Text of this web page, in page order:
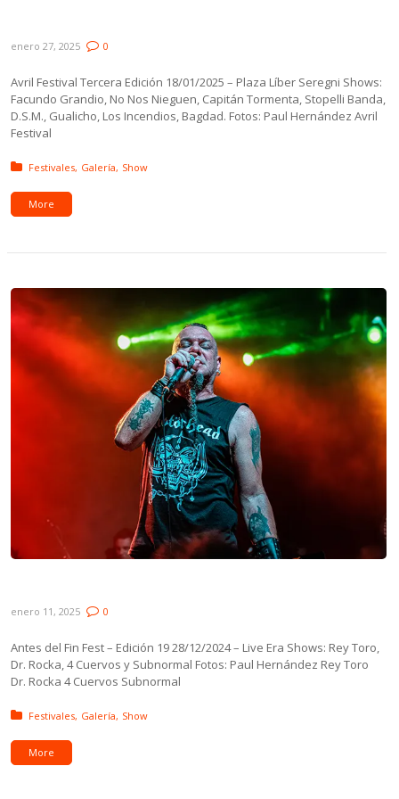
enero 27, 2025 0
Avril Festival Tercera Edición 18/01/2025 – Plaza Líber Seregni Shows:
Facundo Grandio, No Nos Nieguen, Capitán Tormenta, Stopelli Banda,
D.S.M., Gualicho, Los Incendios, Bagdad. Fotos: Paul Hernández Avril
Festival
Posted in:
Festivales Galería Show
More
enero 11, 2025 0
Antes del Fin Fest – Edición 19 28/12/2024 – Live Era Shows: Rey Toro,
Dr. Rocka, 4 Cuervos y Subnormal Fotos: Paul Hernández Rey Toro
Dr. Rocka 4 Cuervos Subnormal
Posted in:
Festivales Galería Show
More